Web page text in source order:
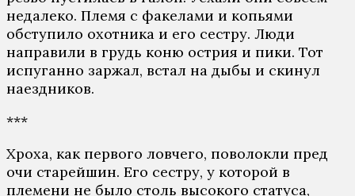
недалеко. Племя с факелами и копьями
обступило охотника и его сестру. Люди
направили в грудь коню острия и пики. Тот
испуганно заржал, встал на дыбы и скинул
наездников.
***
Хроха, как первого ловчего, поволокли пред
очи старейшин. Его сестру, у которой в
племени не было столь высокого статуса,